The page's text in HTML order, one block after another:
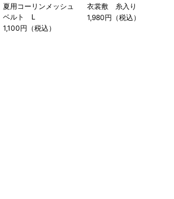
夏用コーリンメッシュ
ベルト L
1,100円（税込）
衣裳敷 糸入り
1,980円（税込）